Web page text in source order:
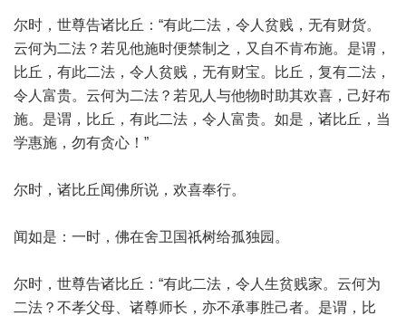
尔时，世尊告诸比丘：“有此二法，令人贫贱，无有财货。
云何为二法？若见他施时便禁制之，又自不肯布施。是谓，
比丘，有此二法，令人贫贱，无有财宝。比丘，复有二法，
令人富贵。云何为二法？若见人与他物时助其欢喜，己好布
施。是谓，比丘，有此二法，令人富贵。如是，诸比丘，当
学惠施，勿有贪心！”
尔时，诸比丘闻佛所说，欢喜奉行。
闻如是：一时，佛在舍卫国祇树给孤独园。
尔时，世尊告诸比丘：“有此二法，令人生贫贱家。云何为
二法？不孝父母、诸尊师长，亦不承事胜己者。是谓，比